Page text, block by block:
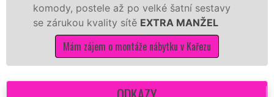
komody, postele až po velké šatní sestavy
se zárukou kvality sítě EXTRA MANŽEL
Mám zájem o montáže nábytku v Kařezu